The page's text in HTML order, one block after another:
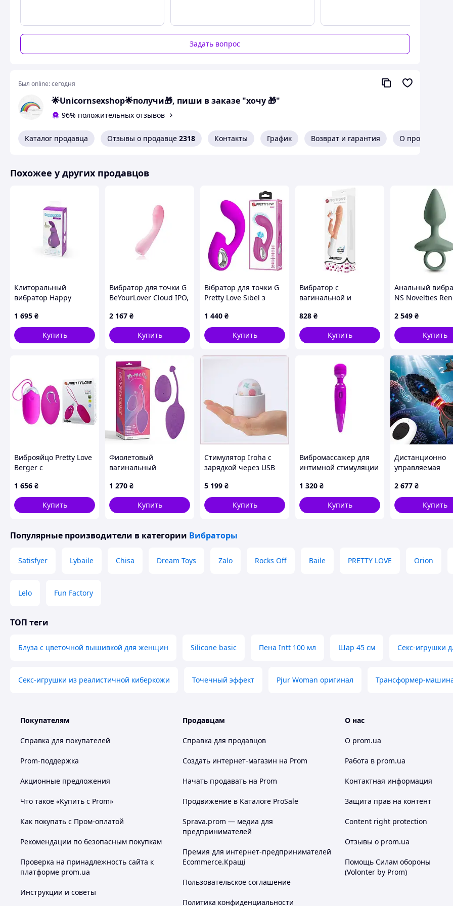
Задать вопрос
Был online:сегодня
🌟Unicornsexshop🌟получи🎁, пиши в заказе "хочу 🎁"
96% положительных отзывов
Каталог продавца Отзывы о продавце 2318 Контакты График Возврат и гарантия О продавце
Похожее у других продавцов
Клиторальный
вибратор Happy
Lovehoney
1 695 ₴
Купить
Вибратор для точки G
BeYourLover Cloud IPO,
2 167 ₴
Купить
Вібратор для точки G
Pretty Love Sibel з
стимулятором,
рожевий
1 440 ₴
Купить
Вибратор с
вагинальной и
стимуляцией
828 ₴
Купить
Анальный
NS Novelties
2 549 ₴
Купить
Виброяйцо Pretty Love
Berger с
управлением для
стимуляции
эрогенных зон 12
1 656 ₴
Купить
Фиолетовый
вагинальный
хвостиком Sweety
Teaser Rechargable
Bullet
1 270 ₴
Купить
Стимулятор Iroha с
зарядкой через USB
5 199 ₴
Купить
Вибромассажер для
интимной стимуляции
см
1 320 ₴
Купить
Дистанционно
управляемая
форме щупальца
осьминога с
для анальной
2 677 ₴
Купить
Популярные производители в категории Вибраторы
Satisfyer Lybaile Chisa Dream Toys Zalo Rocks Off Baile PRETTY LOVE Orion
Lelo Fun Factory
ТОП теги
Блуза с цветочной вышивкой для женщин Silicone basic Пена Intt 100 мл Шар 45 см Секс-игрушки
Секс-игрушки из реалистичной киберкожи Точечный эффект Pjur Woman оригинал Трансформер-
Покупателям
Справка для покупателей
Prom-поддержка
Акционные предложения
Что такое «Купить с Prom»
Как покупать с Пром-оплатой
Рекомендации по безопасным покупкам
Проверка на принадлежность сайта к
платформе prom.ua
Инструкции и советы
Продавцам
Справка для продавцов
Создать интернет-магазин на Prom
Начать продавать на Prom
Продвижение в Каталоге ProSale
Sprava.prom — медиа для
предпринимателей
Премия для интернет-предпринимателей
Ecommerce.Кращі
Пользовательское соглашение
Политика конфиденциальности
О нас
О prom.ua
Работа в prom.ua
Контактная информация
Защита прав на контент
Content right protection
Отзывы о prom.ua
Помощь Силам обороны
(Volonter by Prom)